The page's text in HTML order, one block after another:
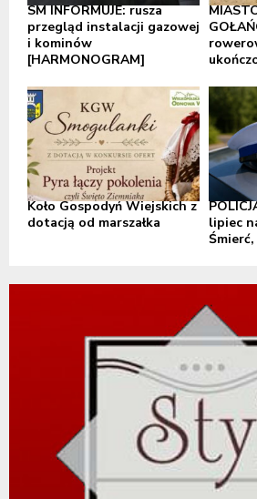
SM INFORMUJE: rusza
przegląd instalacji gazowej
i kominów
[HARMONOGRAM]
Koło Gospodyń Wiejskich z
dotacją od marszałka
lipiec